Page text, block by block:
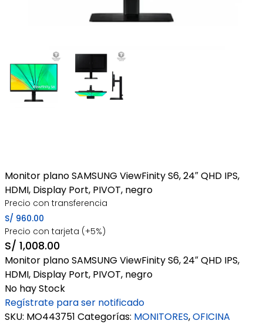
Monitor plano SAMSUNG ViewFinity S6, 24″ QHD IPS,
HDMI, Display Port, PIVOT, negro
Precio con transferencia
S/ 960.00
Precio con tarjeta (+5%)
S/ 1,008.00
Monitor plano SAMSUNG ViewFinity S6, 24″ QHD IPS,
HDMI, Display Port, PIVOT, negro
No hay Stock
Regístrate para ser notificado
SKU: MO443751 Categorías: MONITORES,OFICINA